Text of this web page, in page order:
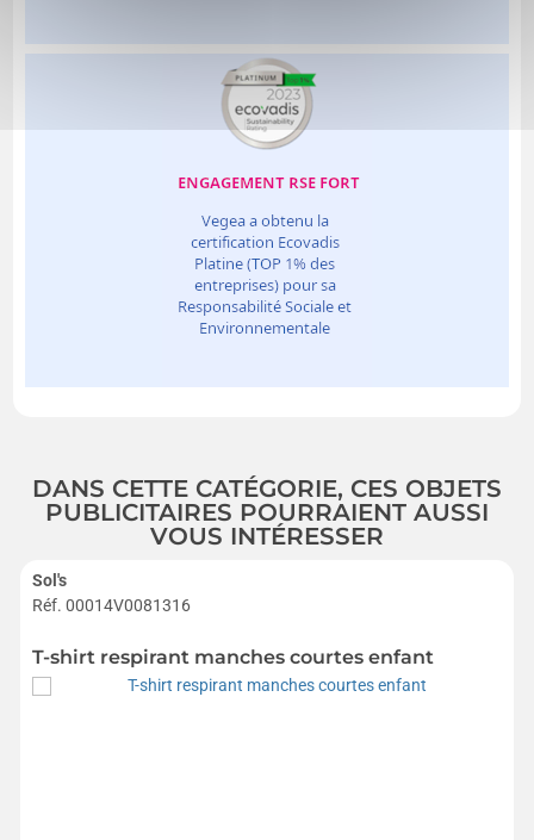
DANS CETTE CATÉGORIE, CES OBJETS
PUBLICITAIRES POURRAIENT AUSSI
VOUS INTÉRESSER
Sol's
Réf. 00014V0081316
T-shirt respirant manches courtes enfant